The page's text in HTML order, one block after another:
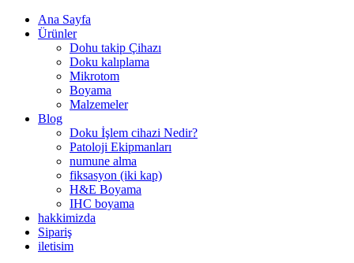
Ana Sayfa
Ürünler
Dohu takip Çihazı
Doku kalıplama
Mikrotom
Boyama
Malzemeler
Blog
Doku İşlem cihazi Nedir?
Patoloji Ekipmanları
numune alma
fiksasyon (iki kap)
H&E Boyama
IHC boyama
hakkimizda
Sipariş
iletisim